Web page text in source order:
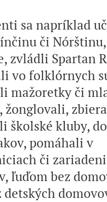
sa napríklad
či
zvládli Spartan
vo folklórnych
mažoretky či
žonglovali,
školské kluby,
pomáhali v
či
ľuďom bez
detských